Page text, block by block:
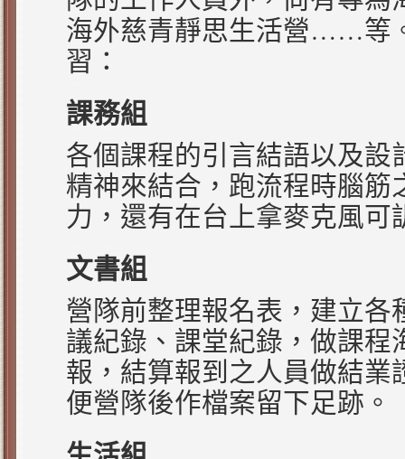
海外慈青靜思生活營……等
習：
課務組
各個課程的引言結語以及設
精神來結合，跑流程時腦筋
力，還有在台上拿麥克風可
文書組
營隊前整理報名表，建立各
議紀錄、課堂紀錄，做課程
報，結算報到之人員做結業
便營隊後作檔案留下足跡。